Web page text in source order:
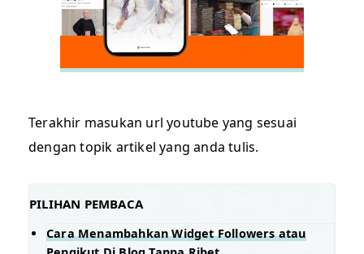
Terakhir masukan url youtube yang sesuai
dengan topik artikel yang anda tulis.
PILIHAN PEMBACA
Cara Menambahkan Widget Followers atau